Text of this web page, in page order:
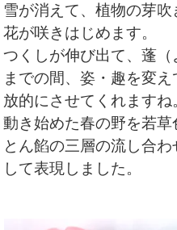
雪が消えて、植物の芽
花が咲きはじめます。
つくしが伸び出て、蓬
までの間、姿・趣を変
放的にさせてくれますね
動き始めた春の野を若
とん餡の三層の流し合
して表現しました。